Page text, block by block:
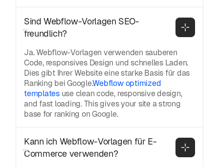
Sind Webflow-Vorlagen SEO-
freundlich?
Ja. Webflow-Vorlagen verwenden sauberen
Code, responsives Design und schnelles Laden.
Dies gibt Ihrer Website eine starke Basis für das
Ranking bei Google.Webflow optimized
templatesuse clean code, responsive design,
and fast loading. This gives your site a strong
base for ranking on Google.
Kann ich Webflow-Vorlagen für E-
Commerce verwenden?